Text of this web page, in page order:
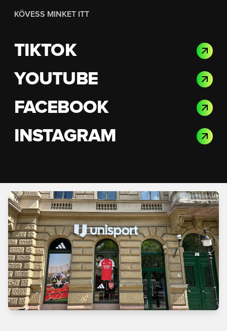
KÖVESS MINKET ITT
TIKTOK
YOUTUBE
FACEBOOK
INSTAGRAM